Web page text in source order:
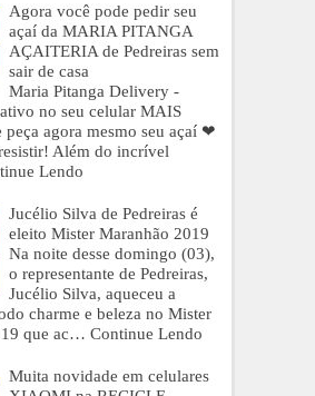
Agora você pode pedir seu
açaí da MARIA PITANGA
AÇAITERIA de Pedreiras sem
sair de casa
Maria Pitanga Delivery -
no seu celular MAIS
agora mesmo seu açaí ❤
Além do incrível
Lendo
Jucélio Silva de Pedreiras é
eleito Mister Maranhão 2019
Na noite desse domingo (03),
o representante de Pedreiras,
Jucélio Silva, aqueceu a
charme e beleza no Mister
que ac… Continue Lendo
Muita novidade em celulares